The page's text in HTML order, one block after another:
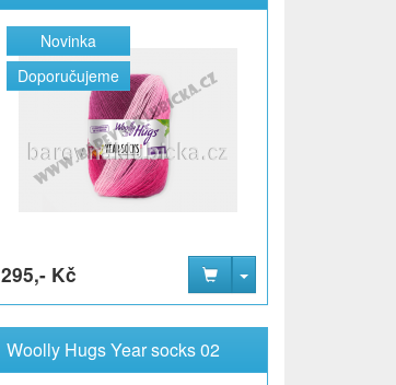
Novinka
Doporučujeme
295,- Kč
Woolly Hugs Year socks 02